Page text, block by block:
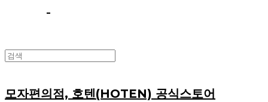
모자편의점, 호텐(HOTEN) 공식스토어